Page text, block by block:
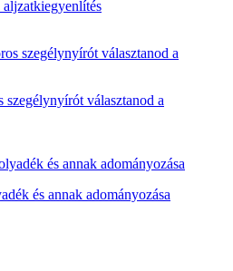
választanod a
és annak adományozása